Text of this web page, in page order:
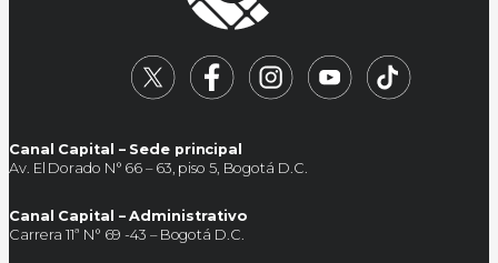
Canal Capital – Sede principal
Av. El Dorado N° 66 – 63, piso 5, Bogotá D.C.
Canal Capital – Administrativo
Carrera 11ª N° 69 -43 – Bogotá D.C.